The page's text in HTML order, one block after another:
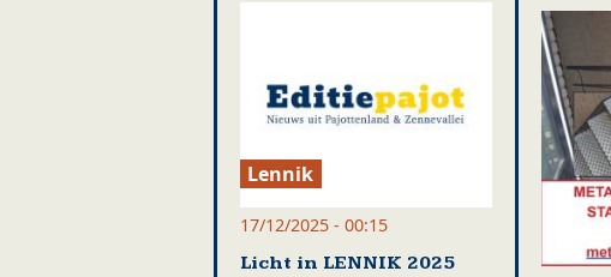
Lennik
17/12/2025 - 00:15
Licht in LENNIK 2025